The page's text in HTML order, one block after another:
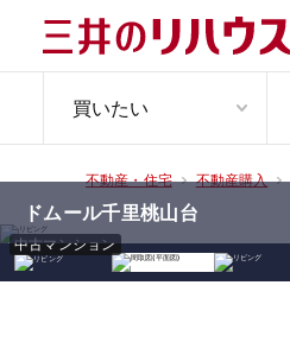
買いたい
不動産・住宅 不動産購入
中古マンション
ドムール千里桃山台